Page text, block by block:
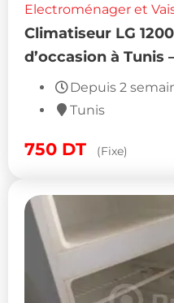
Electroménager et
Climatiseur LG
d’occasion à Tunis
Depuis 2
Tunis
750 DT (Fixe)